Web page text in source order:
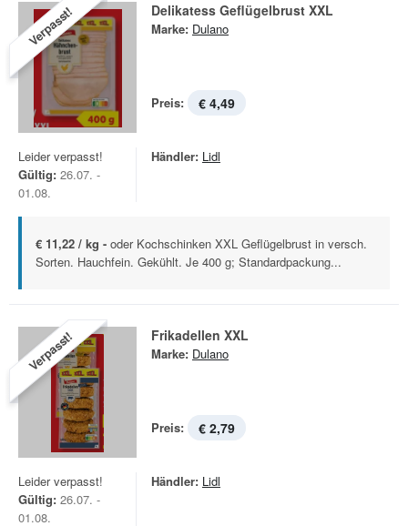
Verpasst! Delikatess Geflügelbrust XXL
Marke: Dulano
Preis: € 4,49
Leider verpasst!
Gültig: 26.07. -
01.08.
Händler: Lidl
€ 11,22 / kg - oder Kochschinken XXL Geflügelbrust in versch.
Sorten. Hauchfein. Gekühlt. Je 400 g; Standardpackung...
Verpasst! Frikadellen XXL
Marke: Dulano
Preis: € 2,79
Leider verpasst!
Gültig: 26.07. -
01.08.
Händler: Lidl